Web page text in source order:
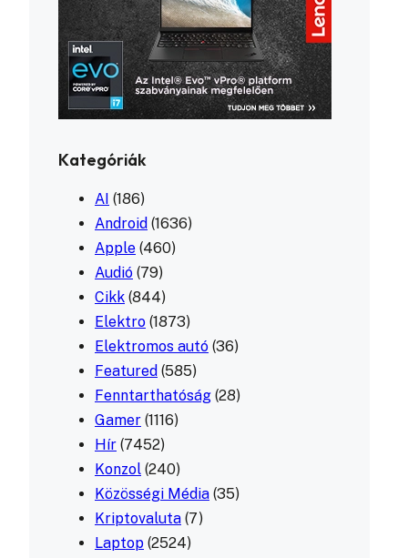
Kategóriák
AI (186)
Android (1636)
Apple (460)
Audió (79)
Cikk (844)
Elektro (1873)
Elektromos autó (36)
Featured (585)
Fenntarthatóság (28)
Gamer (1116)
Hír (7452)
Konzol (240)
Közösségi Média (35)
Kriptovaluta (7)
Laptop (2524)